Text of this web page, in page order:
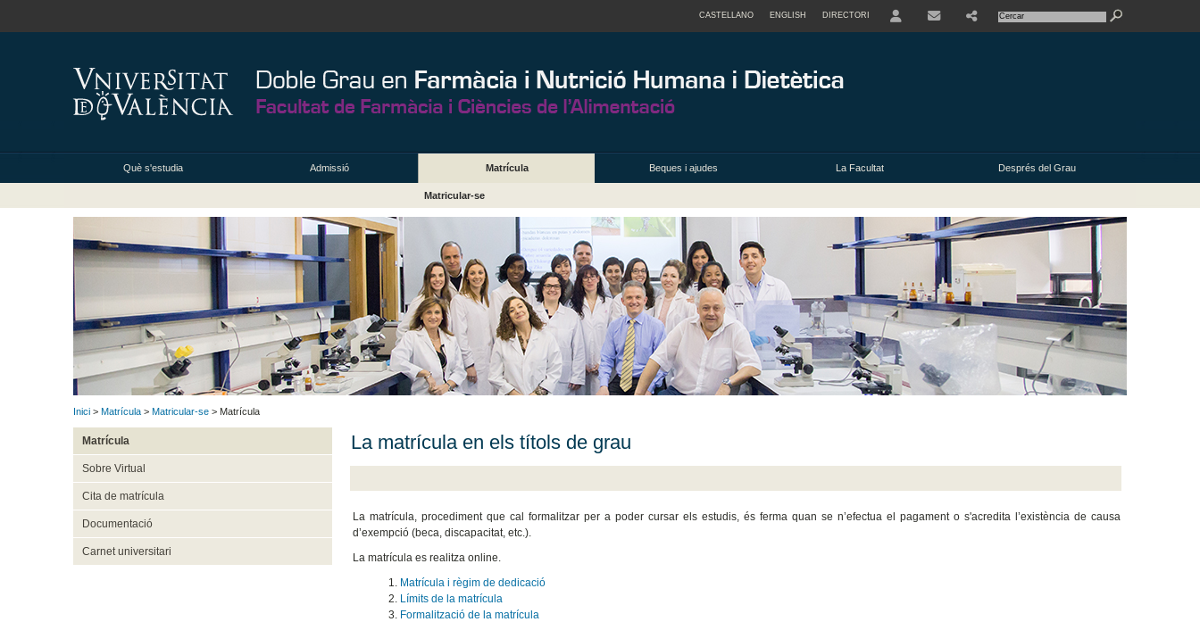
CASTELLANO ENGLISH DIRECTORI
Què s'estudia Admissió Matrícula Beques i ajudes La Facultat Després del Grau
Matricular-se
Inici > Matrícula > Matricular-se > Matrícula
Matrícula
Sobre Virtual
Cita de matrícula
Documentació
Carnet universitari
La matrícula en els títols de grau
La matrícula, procediment que cal formalitzar per a poder cursar els estudis, és ferma quan se n’efectua el pagament o s'acredita l’existència de causa
d’exempció (beca, discapacitat, etc.).
La matrícula es realitza online.
1. Matrícula i règim de dedicació
2. Límits de la matrícula
3. Formalització de la matrícula